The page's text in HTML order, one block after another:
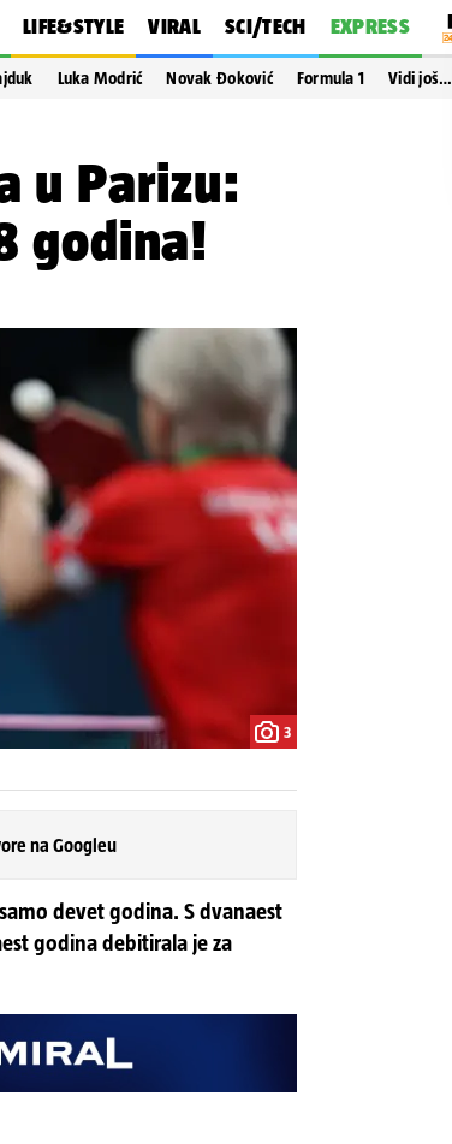
LIFE&STYLE VIRAL SCI/TECH EXPRESS
Luka Modrić Novak Đoković Formula 1 Vidi još…
u Parizu:
godina!
3
na Googleu
devet godina. S dvanaest
godina debitirala je za